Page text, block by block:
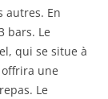
autres. En
bars. Le
qui se situe à
une
Le